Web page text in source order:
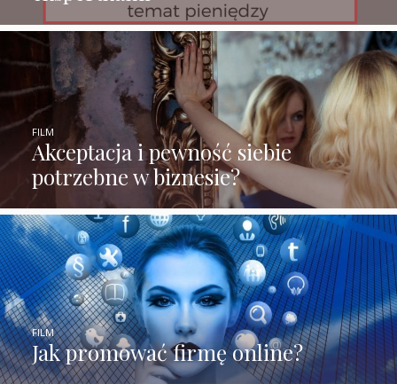
Akceptacja i pewność siebie
potrzebne w biznesie?
FILM
Jak promować firmę online?
FILM